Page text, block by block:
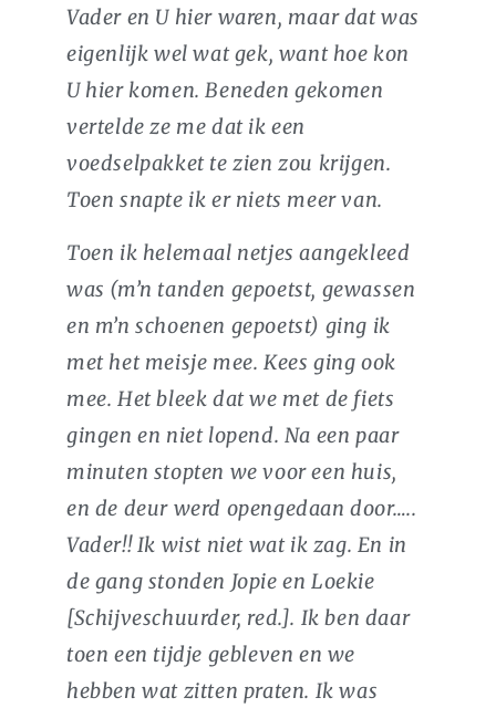
Vader en U hier waren, maar dat was
eigenlijk wel wat gek, want hoe kon
U hier komen. Beneden gekomen
vertelde ze me dat ik een
voedselpakket te zien zou krijgen.
Toen snapte ik er niets meer van.
Toen ik helemaal netjes aangekleed
was (m’n tanden gepoetst, gewassen
en m’n schoenen gepoetst) ging ik
met het meisje mee. Kees ging ook
mee. Het bleek dat we met de fiets
gingen en niet lopend. Na een paar
minuten stopten we voor een huis,
en de deur werd opengedaan door…..
Vader!! Ik wist niet wat ik zag. En in
de gang stonden Jopie en Loekie
[Schijveschuurder, red.]. Ik ben daar
toen een tijdje gebleven en we
hebben wat zitten praten. Ik was